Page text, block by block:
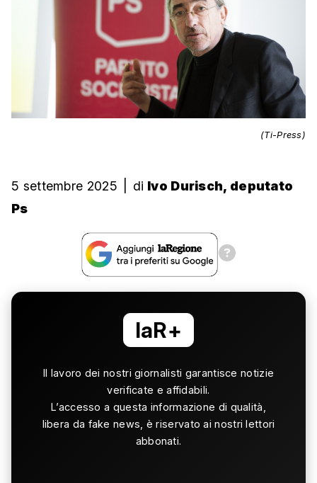
(Ti-Press)
5 settembre 2025 di Ivo Durisch, deputato
Ps
laR+
Il lavoro dei nostri giornalisti garantisce notizie
verificate e affidabili.
L’accesso a questa informazione di qualità,
libera da fake news, è riservato ai nostri lettori
abbonati.